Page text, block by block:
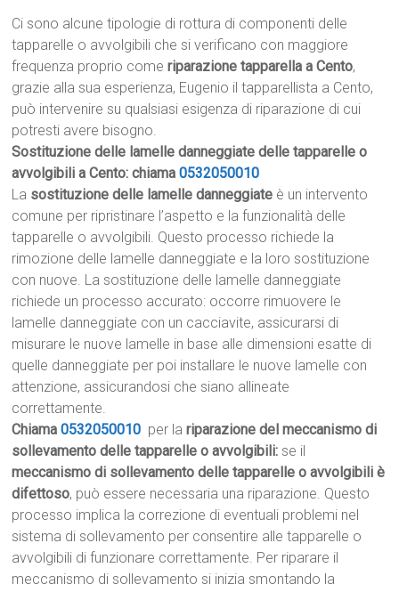
Ci sono alcune tipologie di rottura di componenti delle
tapparelle o avvolgibili che si verificano con maggiore
frequenza proprio comeriparazione tapparella a Cento,
grazie alla sua esperienza, Eugenio il tapparellista a Cento,
può intervenire su qualsiasi esigenza di riparazione di cui
potresti avere bisogno.
Sostituzione delle lamelle danneggiate delle tapparelle o
avvolgibili a Cento: chiama0532050010
La sostituzione delle lamelle danneggiate è un intervento
comune per ripristinare l’aspetto e la funzionalità delle
tapparelle o avvolgibili. Questo processo richiede la
rimozione delle lamelle danneggiate e la loro sostituzione
con nuove. La sostituzione delle lamelle danneggiate
richiede un processo accurato: occorre rimuovere le
lamelle danneggiate con un cacciavite, assicurarsi di
misurare le nuove lamelle in base alle dimensioni esatte di
quelle danneggiate per poi installare le nuove lamelle con
attenzione, assicurandosi che siano allineate
correttamente.
Chiama0532050010 per lariparazione del meccanismo di
sollevamento delle tapparelle o avvolgibili: se il
meccanismo di sollevamento delle tapparelle o avvolgibili è
difettoso, può essere necessaria una riparazione. Questo
processo implica la correzione di eventuali problemi nel
sistema di sollevamento per consentire alle tapparelle o
avvolgibili di funzionare correttamente. Per riparare il
meccanismo di sollevamento si inizia smontando la